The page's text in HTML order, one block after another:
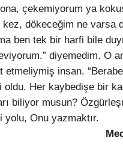
çekemiyorum ya
dökeceğim ne varsa
ben tek bir harfi bile
diyemedim. O
etmeliymiş insan.
Her kaybedişe bir
musun?
Onu yazmaktır.